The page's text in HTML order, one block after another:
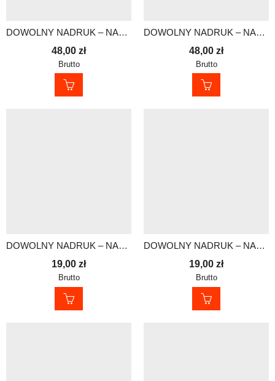
DOWOLNY NADRUK – NASZYWKA DO PRZYSZYCIA 30×15 cm
48,00 zł
Brutto
DOWOLNY NADRUK – NASZYWKA DO PRZYSZYCIA 30×15 cm
48,00 zł
Brutto
DOWOLNY NADRUK – NASZYWKA Z RZEPEM 13×5 cm
19,00 zł
Brutto
DOWOLNY NADRUK – NASZYWKA Z RZEPEM 13×5 cm
19,00 zł
Brutto